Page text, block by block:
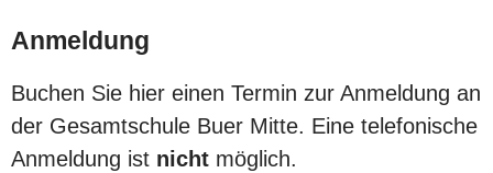
Anmeldung
Buchen Sie hier einen Termin zur Anmeldung an
der Gesamtschule Buer Mitte. Eine telefonische
Anmeldung ist nicht möglich.